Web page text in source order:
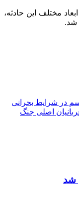
مختلف این حادثه،
شد.
در شرایط بحرانی
اصلی جنگ
شد